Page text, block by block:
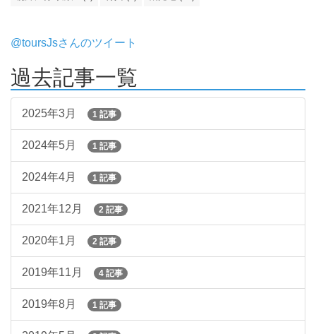
@toursJsさんのツイート
過去記事一覧
2025年3月 1 記事
2024年5月 1 記事
2024年4月 1 記事
2021年12月 2 記事
2020年1月 2 記事
2019年11月 4 記事
2019年8月 1 記事